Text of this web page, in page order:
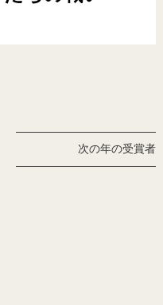
次の年の受賞者